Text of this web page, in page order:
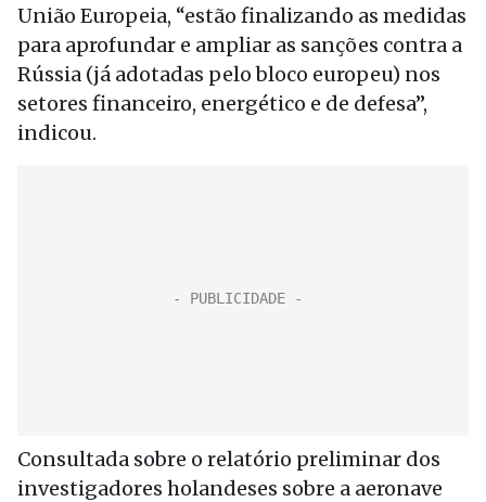
União Europeia, “estão finalizando as medidas
para aprofundar e ampliar as sanções contra a
Rússia (já adotadas pelo bloco europeu) nos
setores financeiro, energético e de defesa”,
indicou.
Consultada sobre o relatório preliminar dos
investigadores holandeses sobre a aeronave